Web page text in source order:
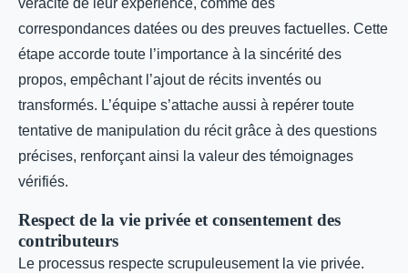
véracité de leur expérience, comme des
correspondances datées ou des preuves factuelles. Cette
étape accorde toute l’importance à la sincérité des
propos, empêchant l’ajout de récits inventés ou
transformés. L’équipe s’attache aussi à repérer toute
tentative de manipulation du récit grâce à des questions
précises, renforçant ainsi la valeur des témoignages
vérifiés.
Respect de la vie privée et consentement des
contributeurs
Le processus respecte scrupuleusement la vie privée.